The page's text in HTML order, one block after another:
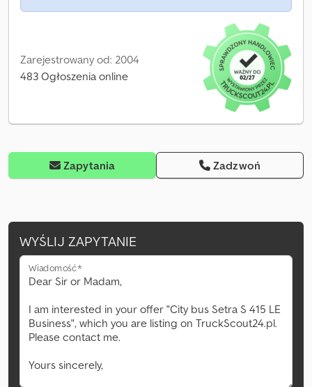
Zarejestrowany od: 2004
483 Ogłoszenia online
Zapytania Zadzwoń
WYŚLIJ ZAPYTANIE
Wiadomość*